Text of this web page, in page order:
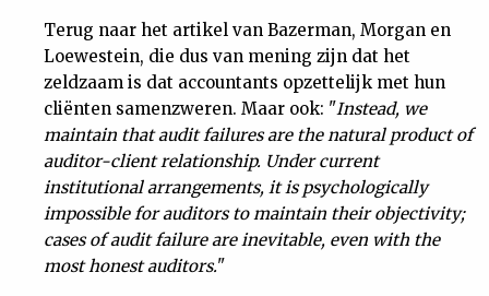
Terug naar het artikel van Bazerman, Morgan en
Loewestein, die dus van mening zijn dat het
zeldzaam is dat accountants opzettelijk met hun
cliënten samenzweren. Maar ook: "Instead, we
maintain that audit failures are the natural product of
auditor-client relationship. Under current
institutional arrangements, it is psychologically
impossible for auditors to maintain their objectivity;
cases of audit failure are inevitable, even with the
most honest auditors."